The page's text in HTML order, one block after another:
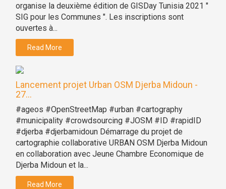
organise la deuxième édition de GISDay Tunisia 2021 "
SIG pour les Communes ". Les inscriptions sont
ouvertes à...
Read More
Lancement projet Urban OSM Djerba Midoun -
27...
#ageos #OpenStreetMap #urban #cartography
#municipality #crowdsourcing #JOSM #ID #rapidID
#djerba #djerbamidoun Démarrage du projet de
cartographie collaborative URBAN OSM Djerba Midoun
en collaboration avec Jeune Chambre Economique de
Djerba Midoun et la...
Read More